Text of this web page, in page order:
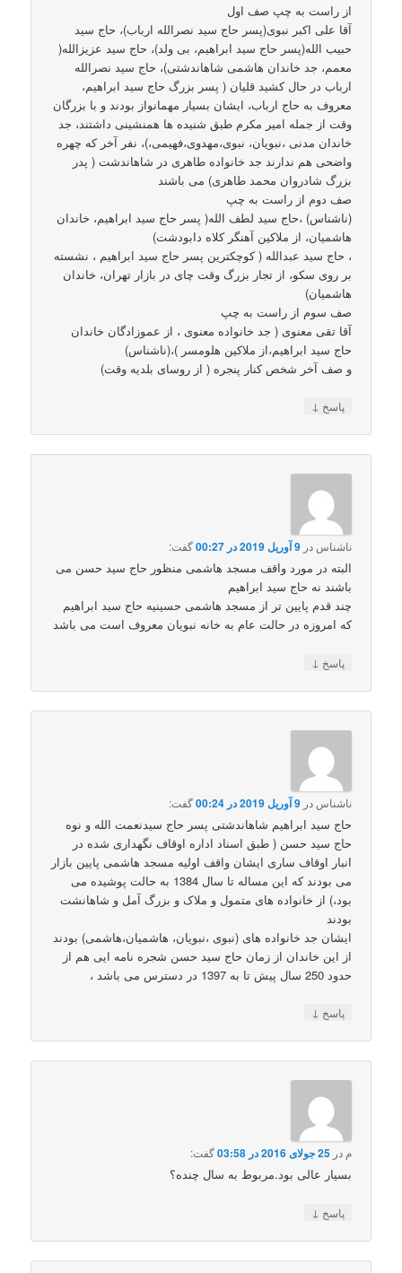
از راست به چپ صف اول
آقا علی اکبر نبوی(پسر حاج سید نصرالله ارباب)، حاج سید
حبیب الله(پسر حاج سید ابراهیم، بی ولد)، حاج سید عزیزالله(
معمم، جد خاندان هاشمی شاهاندشتی)، حاج سید نصرالله
ارباب در حال کشید قلیان ( پسر بزرگ حاج سید ابراهیم،
معروف به حاج ارباب، ایشان بسیار مهمانواز بودند و با بزرگان
وقت از جمله امیر مکرم طبق شنیده ها همنشینی داشتند، جد
خاندان مدنی ،نبویان، نبوی،مهدوی،فهیمی،)، نفر آخر که چهره
واضحی هم ندارند جد خانواده طاهری در شاهاندشت ( پدر
بزرگ شادروان محمد طاهری) می باشند
صف دوم از راست به چپ
(ناشناس) ،حاج سید لطف الله( پسر حاج سید ابراهیم، خاندان
هاشمیان، از ملاکین آهنگر کلاه دابودشت)
، حاج سید عبدالله ( کوچکترین پسر حاج سید ابراهیم ، نشسته
بر روی سکو، از تجار بزرگ وقت چای در بازار تهران، خاندان
هاشمیان)
صف سوم از راست به چپ
آقا تقی معنوی ( جد خانواده معنوی ، از عموزادگان خاندان
حاج سید ابراهیم،از ملاکین هلومسر )،(ناشناس)
و صف آخر شخص کنار پنجره ( از روسای بلدیه وقت)
پاسخ ↓
ناشناس در9 آوریل 2019 در 00:27 گفت:
البته در مورد واقف مسجد هاشمی منظور حاج سید حسن می
باشند نه حاج سید ابراهیم
چند قدم پایین تر از مسجد هاشمی حسینیه حاج سید ابراهیم
که امروزه در حالت عام به خانه نبویان معروف است می باشد
پاسخ ↓
ناشناس در9 آوریل 2019 در 00:24 گفت:
حاج سید ابراهیم شاهاندشتی پسر حاج سیدنعمت الله و نوه
حاج سید حسن ( طبق اسناد اداره اوقاف نگهداری شده در
انبار اوقاف ساری ایشان واقف اولیه مسجد هاشمی پایین بازار
می بودند که این مساله تا سال 1384 به حالت پوشیده می
بود،) از خانواده های متمول و ملاک و بزرگ آمل و شاهانشت
بودند
ایشان جد خانواده های (نبوی ،نبویان، هاشمیان،هاشمی) بودند
از این خاندان از زمان حاج سید حسن شجره نامه ایی هم از
حدود 250 سال پیش تا به 1397 در دسترس می باشد ،
پاسخ ↓
م در25 جولای 2016 در 03:58 گفت:
بسیار عالی بود.مربوط به سال چنده؟
پاسخ ↓